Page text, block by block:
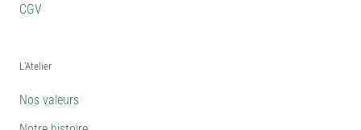
CGV
L'Atelier
Nos valeurs